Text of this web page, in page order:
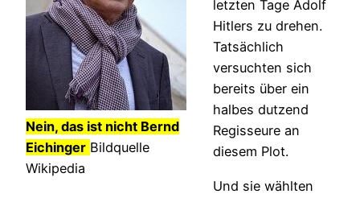
Nein, das ist nicht Bernd
Eichinger Bildquelle
Wikipedia
letzten Tage Adolf
Hitlers zu drehen.
Tatsächlich
versuchten sich
bereits über ein
halbes dutzend
Regisseure an
diesem Plot.
Und sie wählten